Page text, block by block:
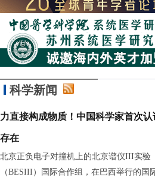
科学新闻
力直接构成物质！中国科学家首次认
存在
北京正负电子对撞机上的北京谱仪III实验
（BESIII）国际合作组，在巴西举行的国